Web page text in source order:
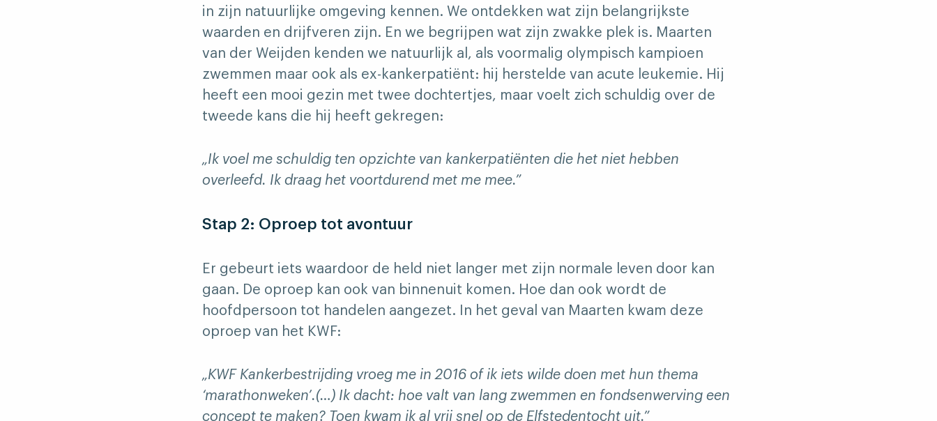
in zijn natuurlijke omgeving kennen. We ontdekken wat zijn belangrijkste
waarden en drijfveren zijn. En we begrijpen wat zijn zwakke plek is. Maarten
van der Weijden kenden we natuurlijk al, als voormalig olympisch kampioen
zwemmen maar ook als ex-kankerpatiënt: hij herstelde van acute leukemie. Hij
heeft een mooi gezin met twee dochtertjes, maar voelt zich schuldig over de
tweede kans die hij heeft gekregen:
„Ik voel me schuldig ten opzichte van kankerpatiënten die het niet hebben
overleefd. Ik draag het voortdurend met me mee.”
Stap 2: Oproep tot avontuur
Er gebeurt iets waardoor de held niet langer met zijn normale leven door kan
gaan. De oproep kan ook van binnenuit komen. Hoe dan ook wordt de
hoofdpersoon tot handelen aangezet. In het geval van Maarten kwam deze
oproep van het KWF:
„KWF Kankerbestrijding vroeg me in 2016 of ik iets wilde doen met hun thema
‘marathonweken’.(…) Ik dacht: hoe valt van lang zwemmen en fondsenwerving een
concept te maken? Toen kwam ik al vrij snel op de Elfstedentocht uit.”